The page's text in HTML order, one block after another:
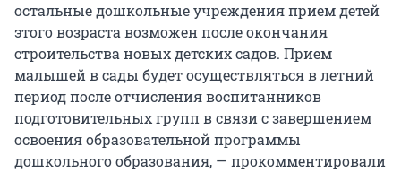
остальные дошкольные учреждения прием детей
этого возраста возможен после окончания
строительства новых детских садов. Прием
малышей в сады будет осуществляться в летний
период после отчисления воспитанников
подготовительных групп в связи с завершением
освоения образовательной программы
дошкольного образования, — прокомментировали